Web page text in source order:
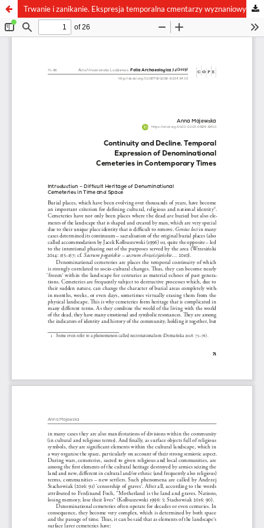
Trwanie i zanikanie. Ekspresja temporalna cmentarzy wyznaniowych we współczesności